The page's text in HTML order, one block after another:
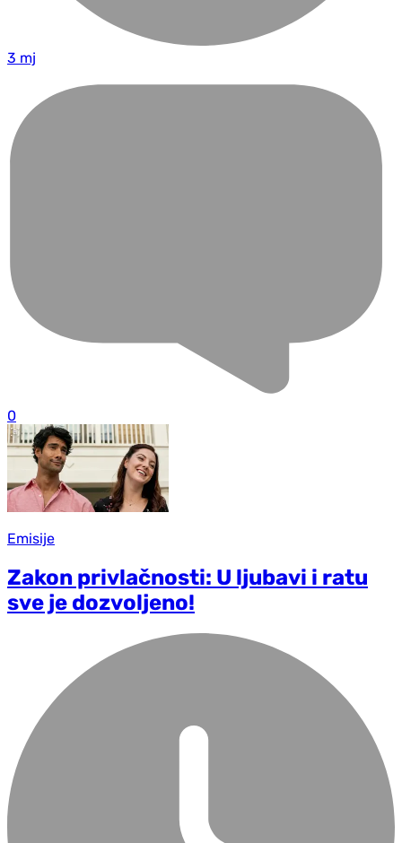
3 mj
0
Emisije
Zakon privlačnosti: U ljubavi i ratu
sve je dozvoljeno!